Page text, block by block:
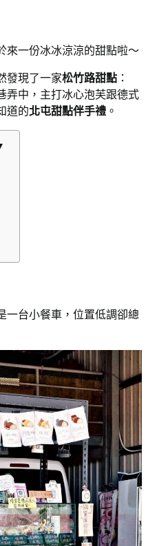
來一份冰冰涼涼的甜點啦～
發現了一家松竹路甜點 ：
弄中，主打冰心泡芙跟德式
道的北屯甜點伴手禮 。
一台小餐車，位置低調卻總